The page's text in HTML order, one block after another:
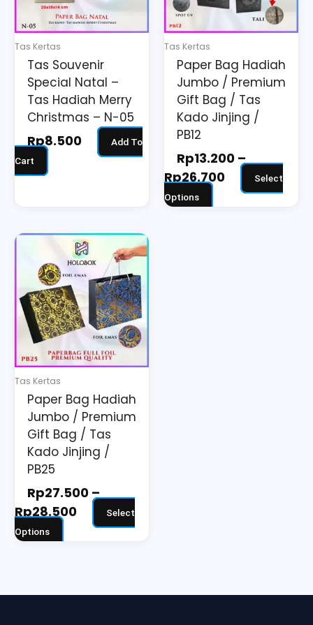
Tas Kertas
Tas Souvenir
Special Natal –
Tas Hadiah Merry
Christmas – N-05
Rp8.500
Add To
Cart
Tas Kertas
Paper Bag Hadiah
Jumbo / Premium
Gift Bag / Tas
Kado Jinjing /
PB12
Rp13.200 –
Rp26.700
Select
Options
be
chosen
on
the
page
Tas Kertas
Paper Bag Hadiah
Jumbo / Premium
Gift Bag / Tas
Kado Jinjing /
PB25
Rp27.500 –
Rp28.500
Price
range:
Rp27.500
through
Rp28.500
Select
Options
This
product
has
multiple
variants.
The
options
be
chosen
on
the
page